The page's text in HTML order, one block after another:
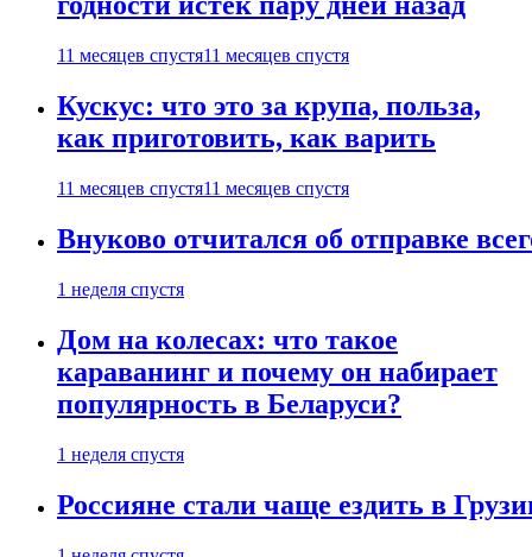
11 месяцев спустя11 месяцев спустя
Кускус: что это за крупа, польза,
как приготовить, как варить
11 месяцев спустя11 месяцев спустя
Внуково отчитался об отправке
1 неделя спустя
Дом на колесах: что такое
караванинг и почему он набирает
популярность в Беларуси?
1 неделя спустя
Россияне стали чаще ездить в